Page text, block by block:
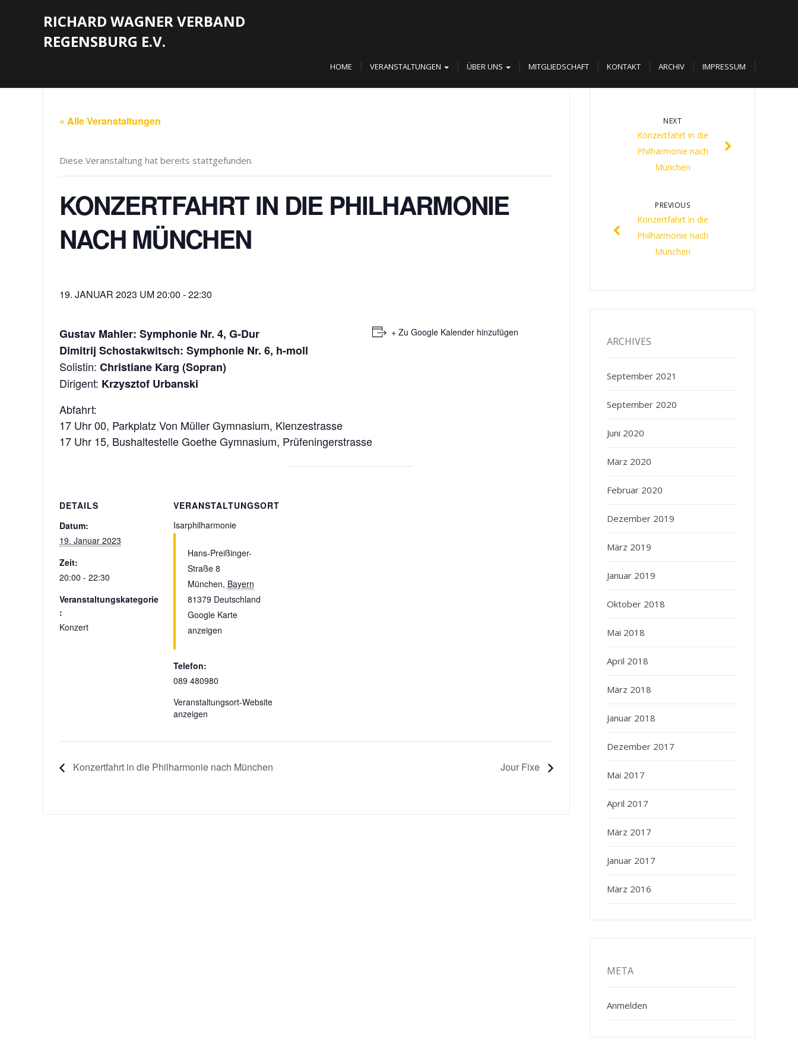
RICHARD WAGNER VERBAND
REGENSBURG E.V.
HOME VERANSTALTUNGEN ÜBER UNS MITGLIEDSCHAFT KONTAKT ARCHIV IMPRESSUM
« Alle Veranstaltungen
Diese Veranstaltung hat bereits stattgefunden.
KONZERTFAHRT IN DIE PHILHARMONIE
NACH MÜNCHEN
19. JANUAR 2023 UM 20:00 -22:30
Gustav Mahler: Symphonie Nr. 4, G-Dur
Dimitrij Schostakwitsch: Symphonie Nr. 6, h-moll
Solistin: Christiane Karg (Sopran)
Dirigent: Krzysztof Urbanski
Abfahrt:
17 Uhr 00, Parkplatz Von Müller Gymnasium, Klenzestrasse
17 Uhr 15, Bushaltestelle Goethe Gymnasium, Prüfeningerstrasse
+ Zu Google Kalender hinzufügen
DETAILS
Datum:
19. Januar 2023
Zeit:
20:00 - 22:30
Veranstaltungskategorie
:
Konzert
VERANSTALTUNGSORT
Isarphilharmonie
Hans-Preißinger-
Straße 8
München, Bayern
81379 Deutschland
Google Karte
anzeigen
Telefon:
089 480980
Veranstaltungsort-Website
anzeigen
Konzertfahrt in die Philharmonie nach München Jour Fixe
NEXT
Konzertfahrt in die
Philharmonie nach
München
PREVIOUS
Konzertfahrt in die
Philharmonie nach
München
ARCHIVES
September 2021
September 2020
Juni 2020
März 2020
Februar 2020
Dezember 2019
März 2019
Januar 2019
Oktober 2018
Mai 2018
April 2018
März 2018
Januar 2018
Dezember 2017
Mai 2017
April 2017
März 2017
Januar 2017
März 2016
META
Anmelden